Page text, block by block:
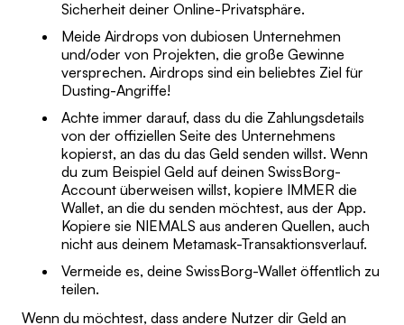
Sicherheit deiner Online-Privatsphäre.
Meide Airdrops von dubiosen Unternehmen
und/oder von Projekten, die große Gewinne
versprechen. Airdrops sind ein beliebtes Ziel für
Dusting-Angriffe!
Achte immer darauf, dass du die Zahlungsdetails
von der offiziellen Seite des Unternehmens
kopierst, an das du das Geld senden willst. Wenn
du zum Beispiel Geld auf deinen SwissBorg-
Account überweisen willst, kopiere IMMER die
Wallet, an die du senden möchtest, aus der App.
Kopiere sie NIEMALS aus anderen Quellen, auch
nicht aus deinem Metamask-Transaktionsverlauf.
Vermeide es, deine SwissBorg-Wallet öffentlich zu
teilen.
Wenn du möchtest, dass andere Nutzer dir Geld an